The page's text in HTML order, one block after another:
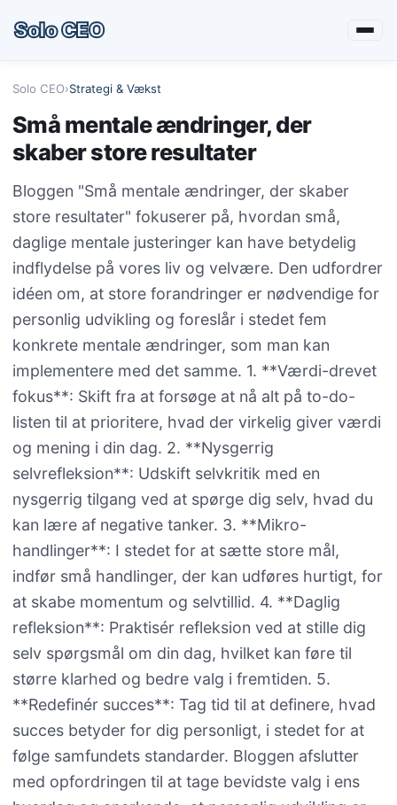
Solo CEO
Solo CEO›Strategi & Vækst
Små mentale ændringer, der
skaber store resultater
Bloggen "Små mentale ændringer, der skaber
store resultater" fokuserer på, hvordan små,
daglige mentale justeringer kan have betydelig
indflydelse på vores liv og velvære. Den udfordrer
idéen om, at store forandringer er nødvendige for
personlig udvikling og foreslår i stedet fem
konkrete mentale ændringer, som man kan
implementere med det samme. 1. **Værdi-drevet
fokus**: Skift fra at forsøge at nå alt på to-do-
listen til at prioritere, hvad der virkelig giver værdi
og mening i din dag. 2. **Nysgerrig
selvrefleksion**: Udskift selvkritik med en
nysgerrig tilgang ved at spørge dig selv, hvad du
kan lære af negative tanker. 3. **Mikro-
handlinger**: I stedet for at sætte store mål,
indfør små handlinger, der kan udføres hurtigt, for
at skabe momentum og selvtillid. 4. **Daglig
refleksion**: Praktisér refleksion ved at stille dig
selv spørgsmål om din dag, hvilket kan føre til
større klarhed og bedre valg i fremtiden. 5.
**Redefinér succes**: Tag tid til at definere, hvad
succes betyder for dig personligt, i stedet for at
følge samfundets standarder. Bloggen afslutter
med opfordringen til at tage bevidste valg i ens